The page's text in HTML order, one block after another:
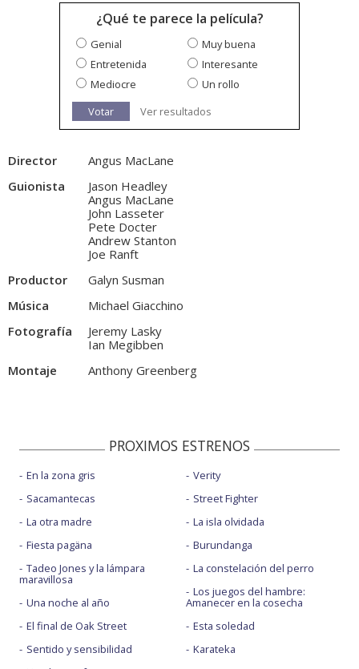
¿Qué te parece la película?
Genial
Muy buena
Entretenida
Interesante
Mediocre
Un rollo
Votar
Ver resultados
Director
Angus MacLane
Guionista
Jason Headley
Angus MacLane
John Lasseter
Pete Docter
Andrew Stanton
Joe Ranft
Productor
Galyn Susman
Música
Michael Giacchino
Fotografía
Jeremy Lasky
Ian Megibben
Montaje
Anthony Greenberg
PROXIMOS ESTRENOS
En la zona gris
Sacamantecas
La otra madre
Fiesta pagäna
Tadeo Jones y la lámpara
maravillosa
Una noche al año
El final de Oak Street
Sentido y sensibilidad
Verity
Street Fighter
La isla olvidada
Burundanga
La constelación del perro
Los juegos del hambre:
Amanecer en la cosecha
Esta soledad
Karateka